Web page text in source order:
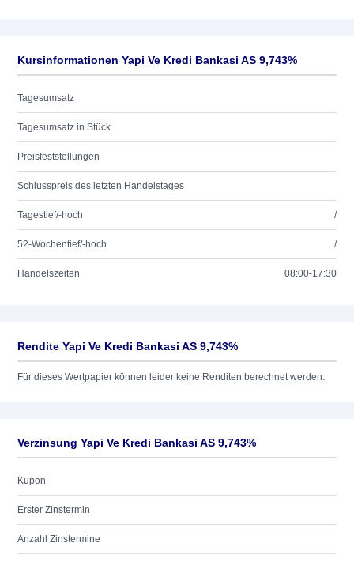
Kursinformationen Yapi Ve Kredi Bankasi AS 9,743%
Tagesumsatz
Tagesumsatz in Stück
Preisfeststellungen
Schlusspreis des letzten Handelstages
Tagestief/-hoch /
52-Wochentief/-hoch /
Handelszeiten 08:00-17:30
Rendite Yapi Ve Kredi Bankasi AS 9,743%
Für dieses Wertpapier können leider keine Renditen berechnet werden.
Verzinsung Yapi Ve Kredi Bankasi AS 9,743%
Kupon
Erster Zinstermin
Anzahl Zinstermine